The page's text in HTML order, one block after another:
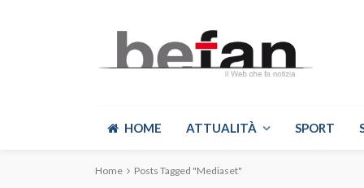
HOME ATTUALITÀ SPORT
Home Posts Tagged "Mediaset"